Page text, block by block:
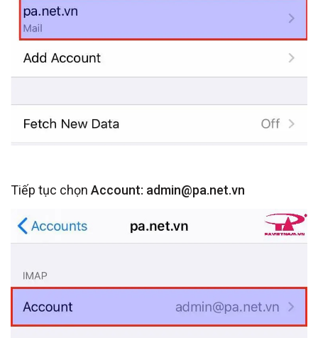
Tiếp tục chọn Account: admin@pa.net.vn